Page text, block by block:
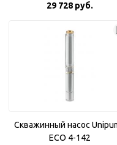
29 728 руб.
Скважинный насос
ECO 4-142